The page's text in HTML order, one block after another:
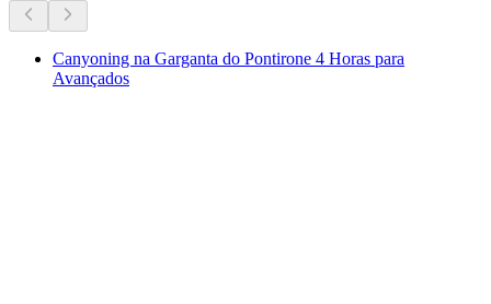
Canyoning na Garganta do Pontirone 4 Horas para
Avançados